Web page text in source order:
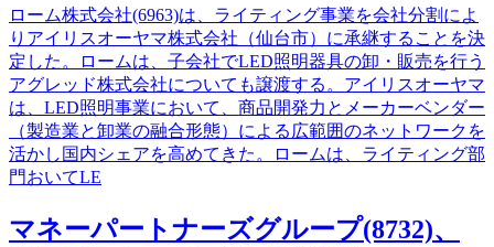
ローム株式会社(6963)は、ライティング事業を会社分割によ
りアイリスオーヤマ株式会社（仙台市）に承継することを決
定した。ロームは、子会社でLED照明器具の卸・販売を行う
アグレッド株式会社についても譲渡する。アイリスオーヤマ
は、LED照明事業において、商品開発力とメーカーベンダー
（製造業と卸業の融合形態）による広範囲のネットワークを
活かし国内シェアを高めてきた。ロームは、ライティング部
門おいてLE
マネーパートナーズグループ(8732)、